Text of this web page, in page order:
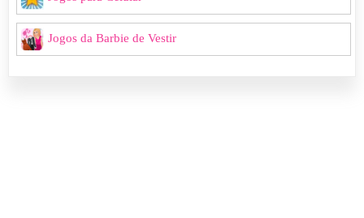
Jogos da Barbie de Vestir